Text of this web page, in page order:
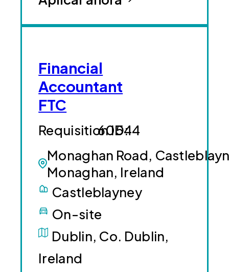
Financial
Accountant
FTC
Monaghan Road,
Monaghan, Ireland
60544
Castleblayney
On-site
Dublin, Co. Dublin,
Ireland